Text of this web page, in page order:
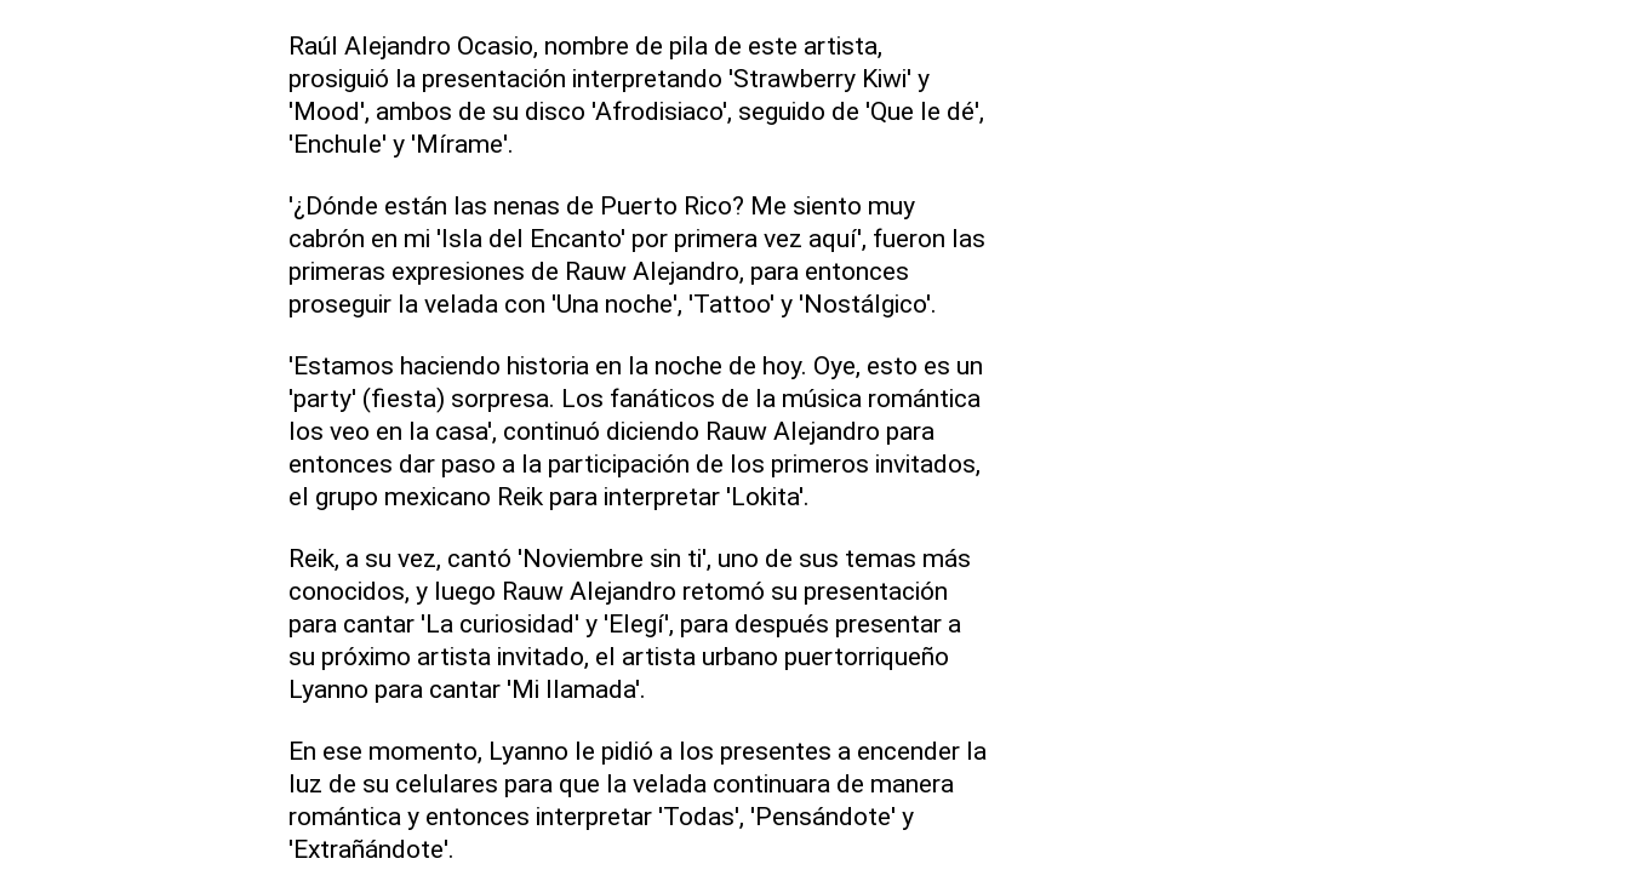
Raúl Alejandro Ocasio, nombre de pila de este artista,
prosiguió la presentación interpretando 'Strawberry Kiwi' y
'Mood', ambos de su disco 'Afrodisiaco', seguido de 'Que le dé',
'Enchule' y 'Mírame'.
'¿Dónde están las nenas de Puerto Rico? Me siento muy
cabrón en mi 'Isla del Encanto' por primera vez aquí', fueron las
primeras expresiones de Rauw Alejandro, para entonces
proseguir la velada con 'Una noche', 'Tattoo' y 'Nostálgico'.
'Estamos haciendo historia en la noche de hoy. Oye, esto es un
'party' (fiesta) sorpresa. Los fanáticos de la música romántica
los veo en la casa', continuó diciendo Rauw Alejandro para
entonces dar paso a la participación de los primeros invitados,
el grupo mexicano Reik para interpretar 'Lokita'.
Reik, a su vez, cantó 'Noviembre sin ti', uno de sus temas más
conocidos, y luego Rauw Alejandro retomó su presentación
para cantar 'La curiosidad' y 'Elegí', para después presentar a
su próximo artista invitado, el artista urbano puertorriqueño
Lyanno para cantar 'Mi llamada'.
En ese momento, Lyanno le pidió a los presentes a encender la
luz de su celulares para que la velada continuara de manera
romántica y entonces interpretar 'Todas', 'Pensándote' y
'Extrañándote'.